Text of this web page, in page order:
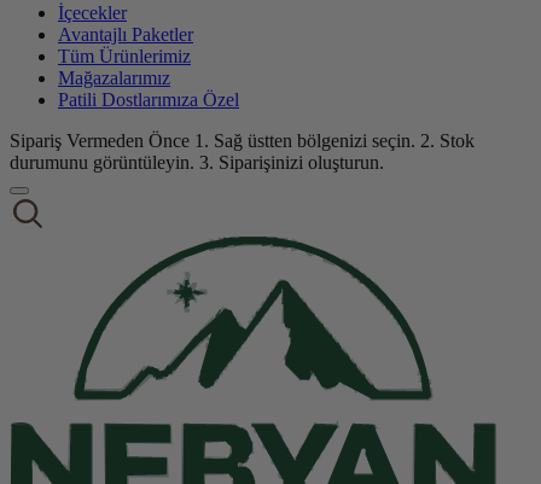
İçecekler
Avantajlı Paketler
Tüm Ürünlerimiz
Mağazalarımız
Patili Dostlarımıza Özel
Sipariş Vermeden Önce 1. Sağ üstten bölgenizi seçin. 2. Stok
durumunu görüntüleyin. 3. Siparişinizi oluşturun.